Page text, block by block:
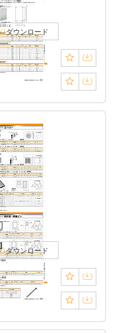
ダウンロード
ダウンロード